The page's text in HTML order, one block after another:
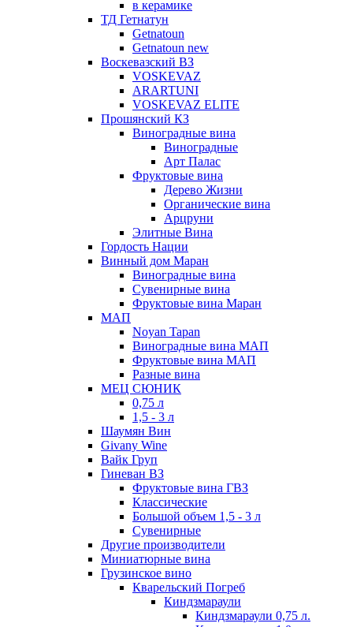
в керамике
ТД Гетнатун
Getnatoun
Getnatoun new
Воскевазский ВЗ
VOSKEVAZ
ARARTUNI
VOSKEVAZ ELITE
Прошянский КЗ
Виноградные вина
Виноградные
Арт Палас
Фруктовые вина
Дерево Жизни
Органические вина
Арцруни
Элитные Вина
Гордость Нации
Винный дом Маран
Виноградные вина
Сувенирные вина
Фруктовые вина Маран
МАП
Noyan Tapan
Виноградные вина МАП
Фруктовые вина МАП
Разные вина
МЕЦ СЮНИК
0,75 л
1,5 - 3 л
Шаумян Вин
Givany Wine
Вайк Груп
Гиневан ВЗ
Фруктовые вина ГВЗ
Классические
Большой объем 1,5 - 3 л
Сувенирные
Другие производители
Миниатюрные вина
Грузинское вино
Кварельский Погреб
Киндзмараули
Киндзмараули 0,75 л.